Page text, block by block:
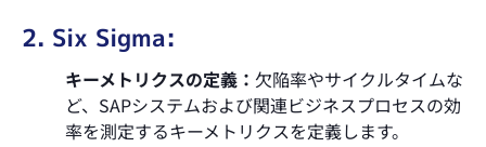
2. Six Sigma:
キーメトリクスの定義： 欠陥率やサイクルタイムな
ど、SAPシステムおよび関連ビジネスプロセスの効
率を測定するキーメトリクスを定義します。